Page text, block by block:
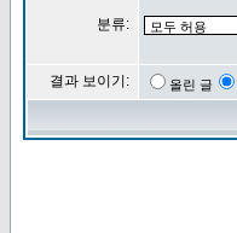
분류:
결과 보이기: 올린 글